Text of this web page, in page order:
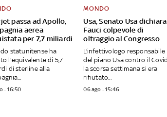
passa ad Apollo,
aerea
per 7,7 miliardi
statunitense ha
l'equivalente di 5,7
di sterline alla
- 16:50
Usa, Senato Usa dichiara
Fauci colpevole di
oltraggio al Congresso
MONDO
L’infettivologo responsabile
del piano Usa contro il Covid
la scorsa settimana si era
rifiutato...
06 ago - 15:46